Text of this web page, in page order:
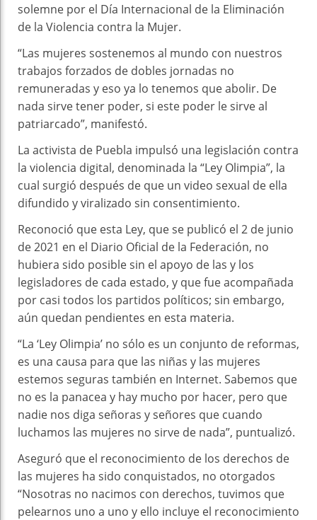
solemne por el Día Internacional de la Eliminación
de la Violencia contra la Mujer.
“Las mujeres sostenemos al mundo con nuestros
trabajos forzados de dobles jornadas no
remuneradas y eso ya lo tenemos que abolir. De
nada sirve tener poder, si este poder le sirve al
patriarcado”, manifestó.
La activista de Puebla impulsó una legislación contra
la violencia digital, denominada la “Ley Olimpia”, la
cual surgió después de que un video sexual de ella
difundido y viralizado sin consentimiento.
Reconoció que esta Ley, que se publicó el 2 de junio
de 2021 en el Diario Oficial de la Federación, no
hubiera sido posible sin el apoyo de las y los
legisladores de cada estado, y que fue acompañada
por casi todos los partidos políticos; sin embargo,
aún quedan pendientes en esta materia.
“La ‘Ley Olimpia’ no sólo es un conjunto de reformas,
es una causa para que las niñas y las mujeres
estemos seguras también en Internet. Sabemos que
no es la panacea y hay mucho por hacer, pero que
nadie nos diga señoras y señores que cuando
luchamos las mujeres no sirve de nada”, puntualizó.
Aseguró que el reconocimiento de los derechos de
las mujeres ha sido conquistados, no otorgados
“Nosotras no nacimos con derechos, tuvimos que
pelearnos uno a uno y ello incluye el reconocimiento